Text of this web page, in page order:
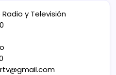
y Televisión